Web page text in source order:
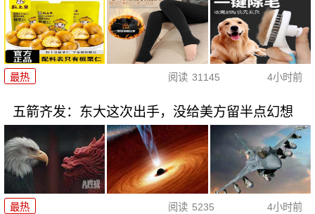
最热 阅读 31145 4小时前
五箭齐发：东大这次出手，没给美方留半点幻想
最热 阅读 5235 4小时前